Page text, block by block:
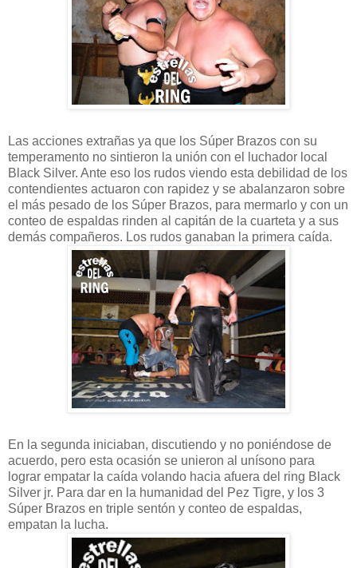
Las acciones extrañas ya que los Súper Brazos con su
temperamento no sintieron la unión con el luchador local
Black Silver. Ante eso los rudos viendo esta debilidad de los
contendientes actuaron con rapidez y se abalanzaron sobre
el más pesado de los Súper Brazos, para mermarlo y con un
conteo de espaldas rinden al capitán de la cuarteta y a sus
demás compañeros. Los rudos ganaban la primera caída.
En la segunda iniciaban, discutiendo y no poniéndose de
acuerdo, pero esta ocasión se unieron al unísono para
lograr empatar la caída volando hacia afuera del ring Black
Silver jr. Para dar en la humanidad del Pez Tigre, y los 3
Súper Brazos en triple sentón y conteo de espaldas,
empatan la lucha.